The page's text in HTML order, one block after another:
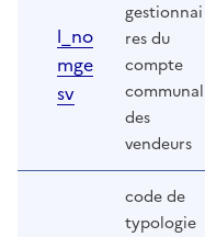
l_no
mge
sv
gestionnai
res du
compte
communal
des
vendeurs
code de
typologie